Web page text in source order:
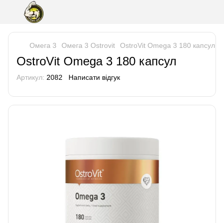
Омега 3 Омега 3 Ostrovit OstroVit Omega 3 180 капсул
OstroVit Omega 3 180 капсул
Артикул: 2082 Написати відгук